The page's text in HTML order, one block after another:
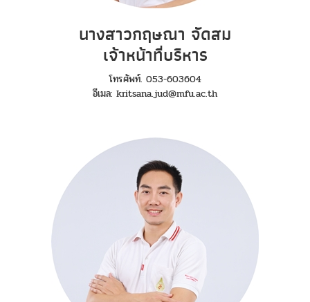
นางสาวกฤษณา จัดสม
เจ้าหน้าที่บริหาร
โทรศัพท์. 053-603604
อีเมล: kritsana.jud@mfu.ac.th